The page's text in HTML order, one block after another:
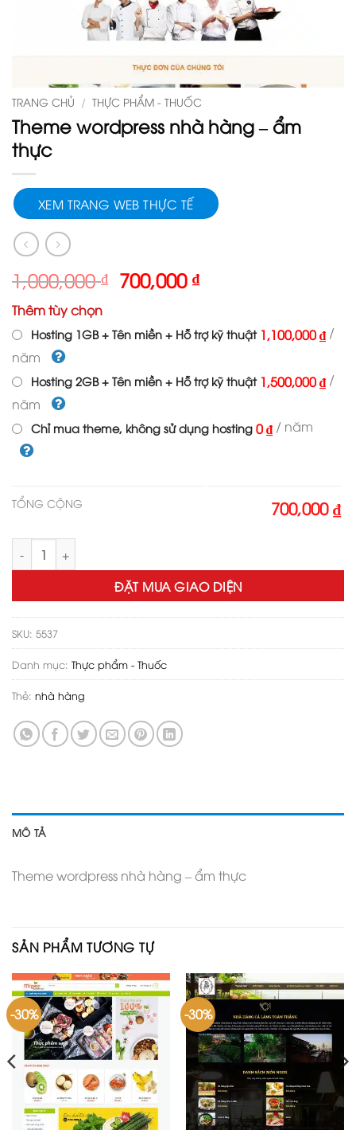
TRANG CHỦ / THỰC PHẨM - THUỐC
Theme wordpress nhà hàng – ẩm
thực
XEM TRANG WEB THỰC TẾ
1,000,000₫ Giá
gốc
1,000,000 ₫.
700,000₫Giá
là:
Thêm tùy chọn
Hosting 1GB + Tên miền + Hỗ trợ kỹ thuật 1,100,000 ₫ /
năm
Hosting 2GB + Tên miền + Hỗ trợ kỹ thuật 1,500,000 ₫ /
năm
Chỉ mua theme, không sử dụng hosting 0 ₫ / năm
TỔNG CỘNG 700,000 ₫
Theme wordpress nhà hàng - ẩm thực số lượng
ĐẶT MUA GIAO DIỆN
SKU: 5537
Danh mục: Thực phẩm - Thuốc
Thẻ: nhà hàng
MÔ TẢ
Theme wordpress nhà hàng – ẩm thực
SẢN PHẨM TƯƠNG TỰ
-30% -30%